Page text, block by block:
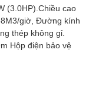
(3.0HP).Chiều cao
giờ, Đường kính
thép không gỉ.
Hộp điện bảo vệ